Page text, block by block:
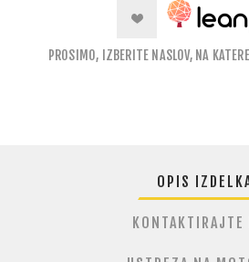
PROSIMO, IZBERITE NASLOV, NA
OPIS
KONTAKTIRAJTE